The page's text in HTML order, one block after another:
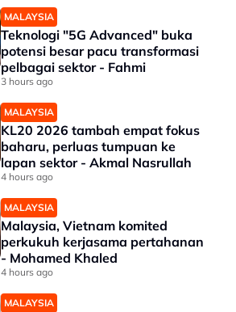
MALAYSIA
Teknologi "5G Advanced" buka
potensi besar pacu transformasi
pelbagai sektor - Fahmi
3 hours ago
MALAYSIA
KL20 2026 tambah empat fokus
baharu, perluas tumpuan ke
lapan sektor - Akmal Nasrullah
4 hours ago
MALAYSIA
Malaysia, Vietnam komited
perkukuh kerjasama pertahanan
- Mohamed Khaled
4 hours ago
MALAYSIA